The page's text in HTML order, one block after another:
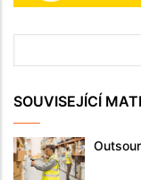
SOUVISEJÍCÍ